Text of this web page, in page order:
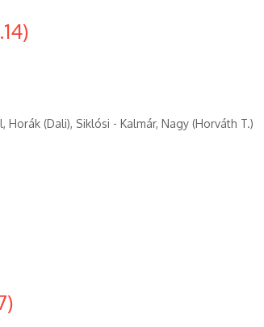
Horák (Dali), Siklósi - Kalmár, Nagy (Horváth T.)